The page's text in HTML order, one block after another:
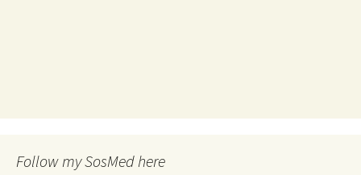
Follow my SosMed here